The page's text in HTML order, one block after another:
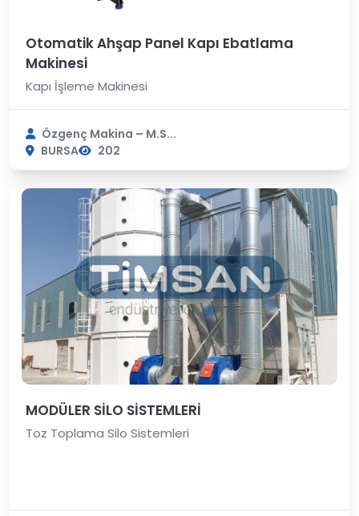
Otomatik Ahşap Panel Kapı Ebatlama
Makinesi
Kapı İşleme Makinesi
Özgenç Makina – M.S...
BURSA
202
MODÜLER SİLO SİSTEMLERİ
Toz Toplama Silo Sistemleri